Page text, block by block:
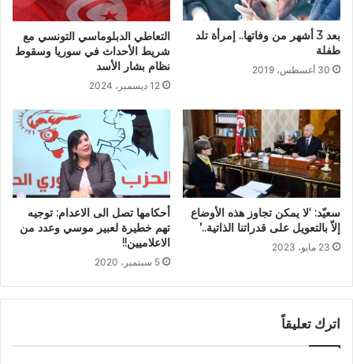
بعد 3 أشهر من وفاتها.. إمرأة تلد
طفلة
30 أغسطس، 2019
التعاطي الدبلوماسي التونسي مع
شريط الأحداث في سوريا وسقوط
نظام بشار الأسد
12 ديسمبر، 2024
سعيّد: ‘لا يمكن تجاوز هذه الأوضاع
إلاّ بالتعويل على قدراتنا الذاتية..’
23 مايو، 2023
أحكامها تصل الى الاعدام: توجيه
تهم خطيرة لعبير موسي وعدد من
الاعلاميين!!
5 سبتمبر، 2020
اترك تعليقاً